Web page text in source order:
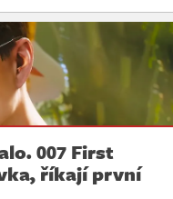
007 First
říkají první